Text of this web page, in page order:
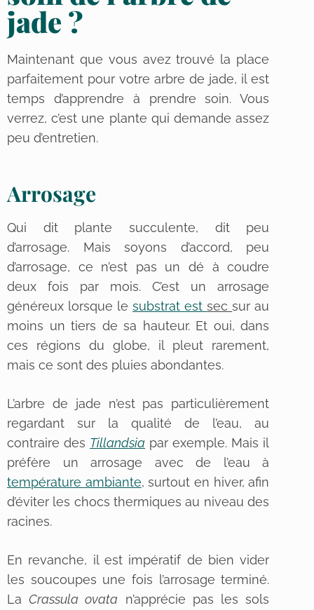
jade ?
Maintenant que vous avez trouvé la place
parfaitement pour votre arbre de jade, il est
temps d’apprendre à prendre soin. Vous
verrez, c’est une plante qui demande assez
peu d’entretien.
Arrosage
Qui dit plante succulente, dit peu
d’arrosage. Mais soyons d’accord, peu
d’arrosage, ce n’est pas un dé à coudre
deux fois par mois. C’est un arrosage
généreux lorsque lesubstrat estsecsur au
moins un tiers de sa hauteur. Et oui, dans
ces régions du globe, il pleut rarement,
mais ce sont des pluies abondantes.
L’arbre de jade n’est pas particulièrement
regardant sur la qualité de l’eau, au
contraire des Tillandsia par exemple. Mais il
préfère un arrosage avec de l’eau à
température ambiante, surtout en hiver, afin
d’éviter les chocs thermiques au niveau des
racines.
En revanche, il est impératif de bien vider
les soucoupes une fois l’arrosage terminé.
LaCrassula ovata n’apprécie pas les sols